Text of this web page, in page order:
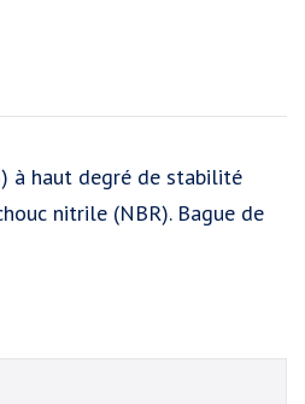
à haut degré de stabilité
nitrile (NBR). Bague de